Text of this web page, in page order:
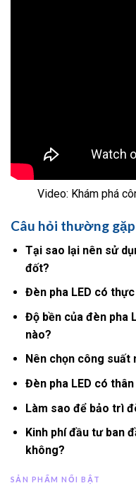
Video: Khám phá
Câu hỏi thường gặp
Tại sao lại nên sử
đốt?
Đèn pha LED có
Độ bền của đèn pha
nào?
Nên chọn công suất
Đèn pha LED có
Làm sao để bảo trì
Kinh phí đầu tư ban
không?
SẢN PHẨM NỔI BẬT